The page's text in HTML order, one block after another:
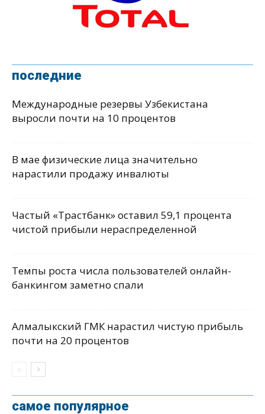
последние
Международные резервы Узбекистана
выросли почти на 10 процентов
В мае физические лица значительно
нарастили продажу инвалюты
Частый «Трастбанк» оставил 59,1 процента
чистой прибыли нераспределенной
Темпы роста числа пользователей онлайн-
банкингом заметно спали
Алмалыкский ГМК нарастил чистую прибыль
почти на 20 процентов
самое популярное